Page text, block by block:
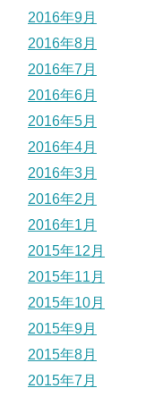
2016年9月
2016年8月
2016年7月
2016年6月
2016年5月
2016年4月
2016年3月
2016年2月
2016年1月
2015年12月
2015年11月
2015年10月
2015年9月
2015年8月
2015年7月